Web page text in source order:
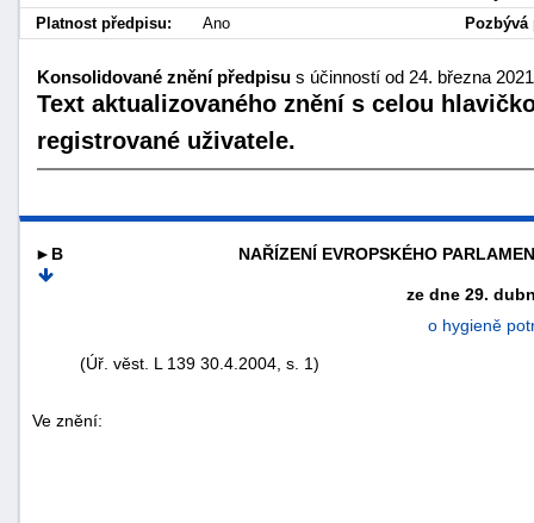
Platnost předpisu:
Ano
Konsolidované znění předpisu s účinností od 24. března 2021
Text aktualizovaného znění s celou
registrované uživatele.
►B NAŘÍZENÍ EVROPSKÉHO
ze dne 29.
o hygieně
(Úř. věst. L 139 30.4.2004, s. 1)
Ve znění: